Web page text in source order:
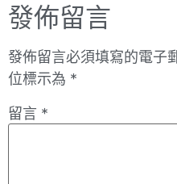
發佈留言
發佈留言必須填寫的電子
位標示為 *
留言 *